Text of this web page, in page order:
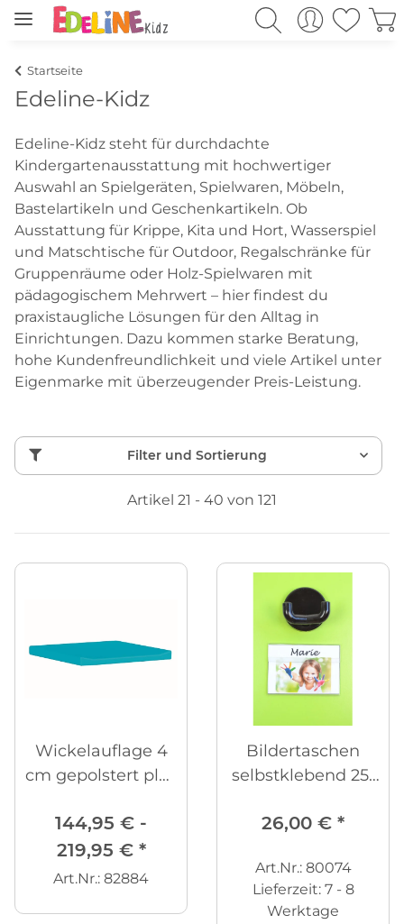
Startseite
Edeline-Kidz
Edeline-Kidz steht für durchdachte
Kindergartenausstattung mit hochwertiger
Auswahl an Spielgeräten, Spielwaren, Möbeln,
Bastelartikeln und Geschenkartikeln. Ob
Ausstattung für Krippe, Kita und Hort, Wasserspiel
und Matschtische für Outdoor, Regalschränke für
Gruppenräume oder Holz-Spielwaren mit
pädagogischem Mehrwert – hier findest du
praxistaugliche Lösungen für den Alltag in
Einrichtungen. Dazu kommen starke Beratung,
hohe Kundenfreundlichkeit und viele Artikel unter
Eigenmarke mit überzeugender Preis-Leistung.
Filter und Sortierung
Artikel 21 - 40 von 121
Wickelauflage 4
cm gepolstert plus
144,95 € -
219,95 € *
Art.Nr.: 82884
Bildertaschen
selbstklebend 25-
26,00 € *
Art.Nr.: 80074
Lieferzeit: 7 - 8
Werktage